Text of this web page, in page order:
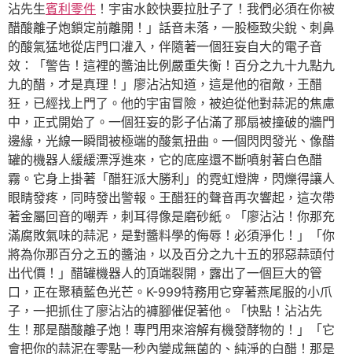
沾先生賓利零件 ！宇宙水餃快要拉肚子了！我們必須在你被
醋酸離子炮鎖定前離開！」話音未落，一股極致尖銳、刺鼻
的酸氣猛地從店門口灌入，伴隨著一個狂妄自大的電子音
效：「警告！這裡的醬油比例嚴重失衡！百分之九十九點九
九的醋，才是真理！」廖沾沾知道，這是他的宿敵，王醋
狂，已經找上門了。他的宇宙冒險，被迫從他對蒜泥的焦慮
中，正式開始了。一個狂妄的影子佔滿了那扇被撞破的牆門
邊緣，光線一瞬間被極端的酸氣扭曲。一個閃閃發光、像醋
罐的機器人緩緩漂浮進來，它的底座還不斷噴射著白色醋
霧。它身上掛著「醋狂派大勝利」的霓虹燈牌，閃爍得讓人
眼睛發疼，同時發出警報。王醋狂的聲音再次響起，這次帶
著金屬回音的嘲弄，刺耳得像是磨砂紙。「廖沾沾！你那充
滿腐敗氣味的蒜泥，是對醬料學的侮辱！必須淨化！」「你
將為你那百分之五的醬油，以及百分之九十五的邪惡蒜頭付
出代價！」醋罐機器人的頂端裂開，露出了一個巨大的管
口，正在聚積藍色光芒。K-999特務用它穿著燕尾服的小爪
子，一把抓住了廖沾沾的褲腳催促著他。「快點！沾沾先
生！那是醋酸離子炮！專門用來溶解有機發酵物的！」「它
會把你的蒜泥在零點一秒內變成無菌的、純淨的白醋！那是